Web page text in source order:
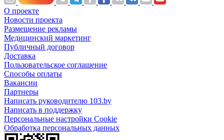
О проекте
Новости проекта
Размещение рекламы
Медицинский маркетинг
Публичный договор
Доставка
Пользовательское соглашение
Способы оплаты
Вакансии
Партнеры
Написать руководителю 103.by
Написать в поддержку
Персональные настройки Cookie
Обработка персональных данных